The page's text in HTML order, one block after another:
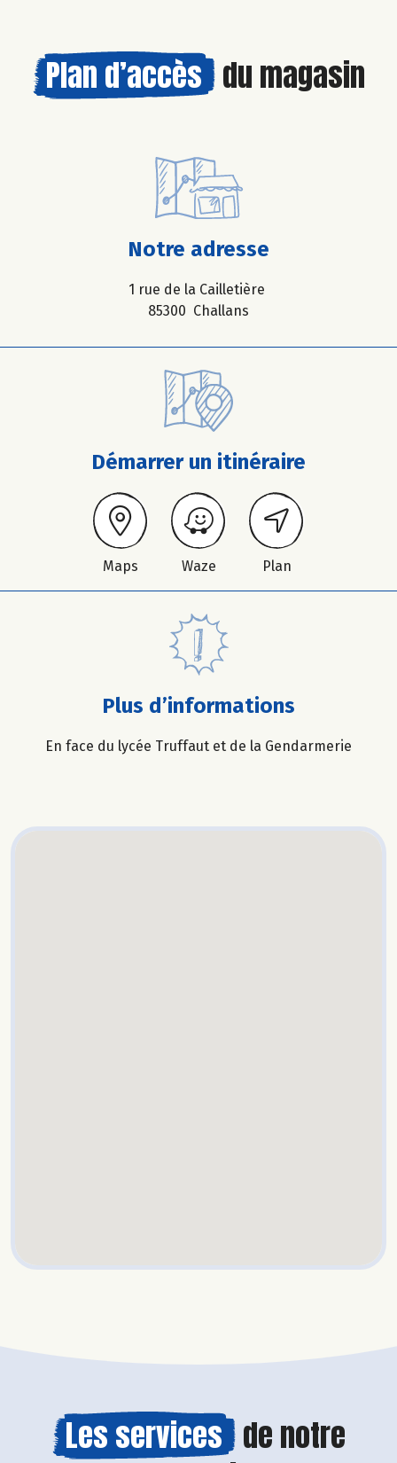
Plan d’accès du magasin
Notre adresse
1 rue de la Cailletière
85300 Challans
Démarrer un itinéraire
Maps Waze Plan
Plus d’informations
En face du lycée Truffaut et de la Gendarmerie
Les services de notre